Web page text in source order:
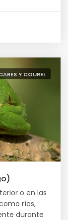
Y COUREL
o en las
ríos,
durante